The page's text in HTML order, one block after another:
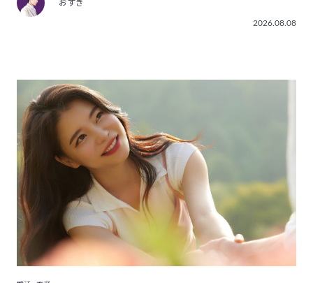
おすぎ
2026.08.08